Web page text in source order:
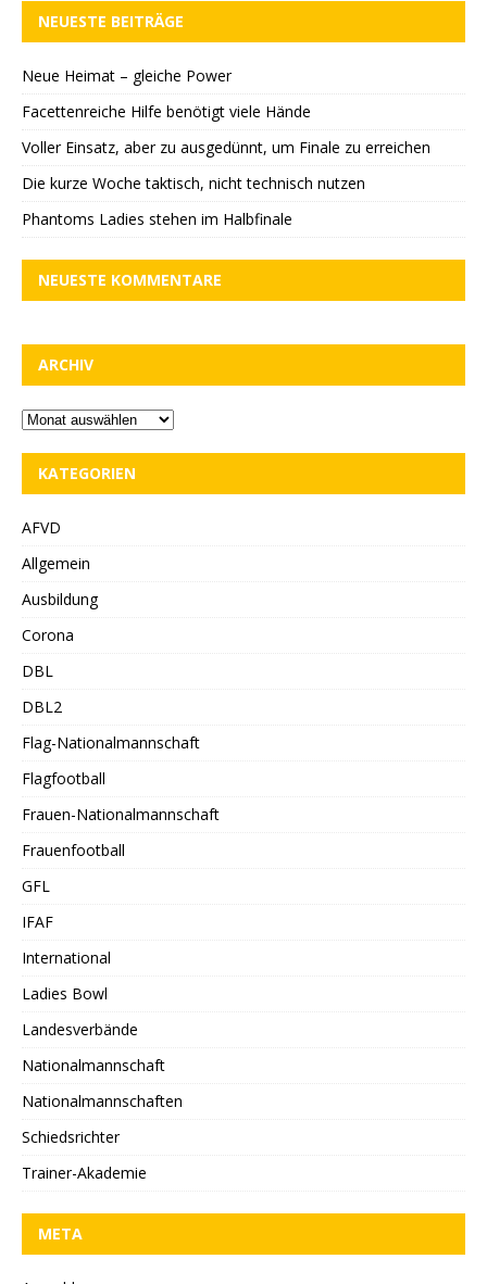
NEUESTE BEITRÄGE
Neue Heimat – gleiche Power
Facettenreiche Hilfe benötigt viele Hände
Voller Einsatz, aber zu ausgedünnt, um Finale zu erreichen
Die kurze Woche taktisch, nicht technisch nutzen
Phantoms Ladies stehen im Halbfinale
NEUESTE KOMMENTARE
ARCHIV
KATEGORIEN
AFVD
Allgemein
Ausbildung
Corona
DBL
DBL2
Flag-Nationalmannschaft
Flagfootball
Frauen-Nationalmannschaft
Frauenfootball
GFL
IFAF
International
Ladies Bowl
Landesverbände
Nationalmannschaft
Nationalmannschaften
Schiedsrichter
Trainer-Akademie
META